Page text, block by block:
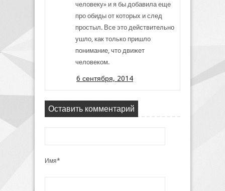
человеку» и я бы добавила еще
про обиды от которых и след
простыл. Все это действительно
ушло, как только пришло
понимание, что движет
человеком.
6 сентября, 2014
Оставить комментарий
Имя*